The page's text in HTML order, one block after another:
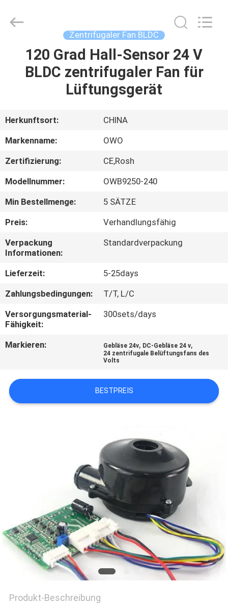
STARTSEITE
PRODUKTE
VIDEOS
UNS
FABRIK
TOUR
QUALITÄTSKONTROLLE
NACHRICHTEN
ALLE
REFERENZEN
DATENSCHUTZRICHTLINIE
Motor
Technology
Zentrifugaler Fan BLDC
120 Grad Hall-Sensor 24 V
BLDC zentrifugaler Fan für
Lüftungsgerät
Herkunftsort:
CHINA
Markenname:
OWO
Zertifizierung:
CE,Rosh
Modellnummer:
OWB9250-240
Min Bestellmenge:
5 SÄTZE
Preis:
Verhandlungsfähig
Verpackung
Informationen:
Standardverpackung
Lieferzeit:
5-25days
Zahlungsbedingungen:
T/T, L/C
Versorgungsmaterial-
Fähigkeit:
300sets/days
Markieren: Gebläse 24v, DC-Gebläse 24 v,
24 zentrifugale Belüftungsfans des
Volts
BESTPREIS
Produkt-Beschreibung